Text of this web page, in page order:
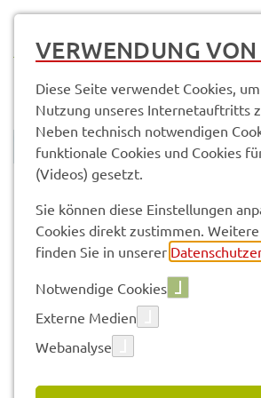
Vorle­sen
MA­TIO­NEN
VERWENDUNG
Diese Seite verwendet Cookies,
Nutzung unseres Internetauftritts
Neben technisch notwendigen
funktionale Cookies und Cookies
(Videos) gesetzt.
Sie können diese Einstellungen
Cookies direkt zustimmen.
finden Sie in unserer
Notwendige Cookies
Externe Medien
Webanalyse